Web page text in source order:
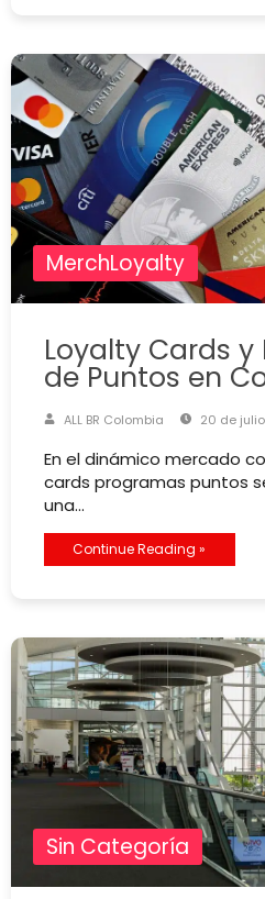
MerchLoyalty
Loyalty Cards
de Puntos en
ALL BR Colombia 20 de
En el dinámico mercado
cards programas puntos
una…
Continue Reading »
Sin Categoría